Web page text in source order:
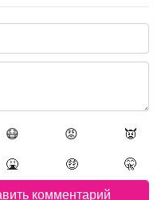
😷 😡 👿
🤮 🤑 🤫